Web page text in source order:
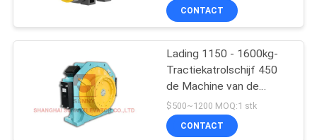
PRIVACY
CONTACT
Lading 1150 - 1600kg-
Tractiekatrolschijf 450
de Machine van de
Lifttractie
$500~1200 MOQ:1 stk
CONTACT